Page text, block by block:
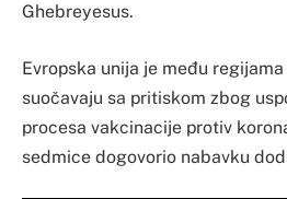
Ghebreyesus.
Evropska unija je među
suočavaju sa pritiskom zbog
procesa vakcinacije protiv
sedmice dogovorio nabavku